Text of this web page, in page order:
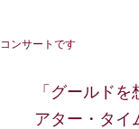
ンサートです
「グールド
アター・タイ